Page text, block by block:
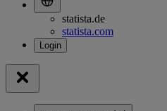
statista.de
statista.com